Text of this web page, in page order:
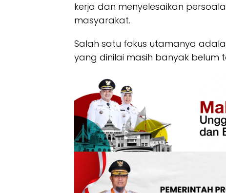
kerja dan menyelesaikan
masyarakat.
Salah satu fokus utamanya
yang dinilai masih banyak belum